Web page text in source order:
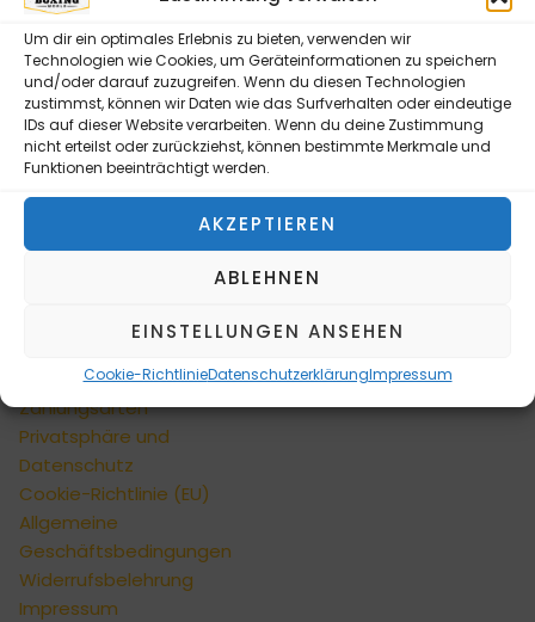
Um dir ein optimales Erlebnis zu bieten, verwenden wir
Technologien wie Cookies, um Geräteinformationen zu speichern
und/oder darauf zuzugreifen. Wenn du diesen Technologien
zustimmst, können wir Daten wie das Surfverhalten oder eindeutige
IDs auf dieser Website verarbeiten. Wenn du deine Zustimmung
nicht erteilst oder zurückziehst, können bestimmte Merkmale und
Funktionen beeinträchtigt werden.
AKZEPTIEREN
ABLEHNEN
EINSTELLUNGEN ANSEHEN
Cookie-RichtlinieDatenschutzerklärungImpressum
Datenschutzerklärung regelmäßig und jederzeit
widerruflich Informationen zu Ihrem Produktsortiment
per E-Mail zu.
Alternative:
INFORMATIONEN
Versandarten
Zahlungsarten
Privatsphäre und
Datenschutz
Cookie-Richtlinie (EU)
Allgemeine
Geschäftsbedingungen
Widerrufsbelehrung
Impressum